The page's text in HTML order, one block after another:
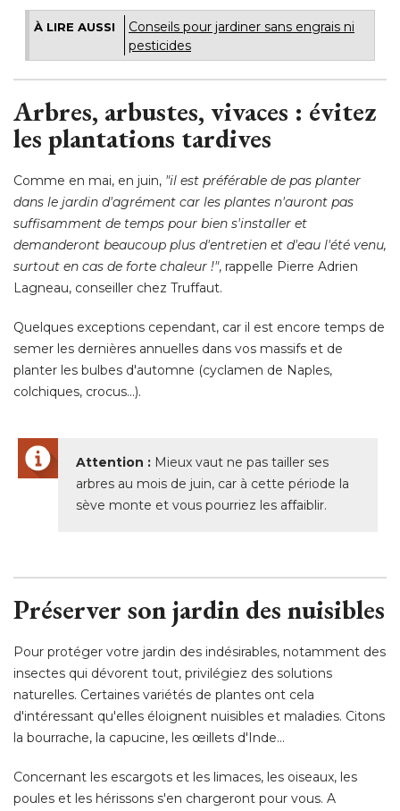
À LIRE AUSSI
Conseils pour jardiner sans engrais ni
pesticides
Arbres, arbustes, vivaces : évitez
les plantations tardives
Comme en mai, en juin, "il est préférable de pas planter
dans le jardin d'agrément car les plantes n'auront pas
suffisamment de temps pour bien s'installer et
demanderont beaucoup plus d'entretien et d'eau l'été venu,
surtout en cas de forte chaleur !", rappelle Pierre Adrien
Lagneau, conseiller chez Truffaut.
Quelques exceptions cependant, car il est encore temps de
semer les dernières annuelles dans vos massifs et de
planter les bulbes d'automne (cyclamen de Naples,
colchiques, crocus...).
Attention : Mieux vaut ne pas tailler ses
arbres au mois de juin, car à cette période la
sève monte et vous pourriez les affaiblir.
Préserver son jardin des nuisibles
Pour protéger votre jardin des indésirables, notamment des
insectes qui dévorent tout, privilégiez des solutions
naturelles. Certaines variétés de plantes ont cela
d'intéressant qu'elles éloignent nuisibles et maladies. Citons
la bourrache, la capucine, les œillets d'Inde...
Concernant les escargots et les limaces, les oiseaux, les
poules et les hérissons s'en chargeront pour vous. A